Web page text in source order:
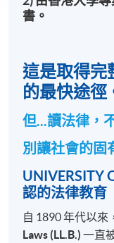
書。
這是取得完
的最快途徑
但...讀法律，
別讓社會的固
UNIVERSITY
認的法律教育
自 1890 年代以來
Laws (LL.B.) 一直